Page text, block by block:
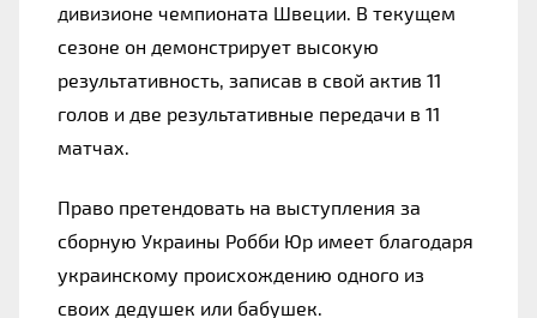
дивизионе чемпионата Швеции. В текущем
сезоне он демонстрирует высокую
результативность, записав в свой актив 11
голов и две результативные передачи в 11
матчах.
Право претендовать на выступления за
сборную Украины Робби Юр имеет благодаря
украинскому происхождению одного из
своих дедушек или бабушек.